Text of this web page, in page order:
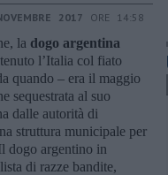
2017 ORE 14:58
la dogo argentina
l’Italia col fiato
quando – era il maggio
sequestrata al suo
dalle autorità di
struttura municipale per
dogo argentino in
di razze bandite,